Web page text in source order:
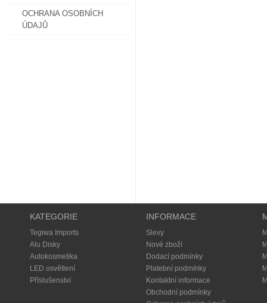
OCHRANA OSOBNÍCH
ÚDAJŮ
KATEGORIE
Tegiwa Imports
Alu Disky
Autokosmetika
LED osvětlení
Příslušenství
INFORMACE
Slevy
Nové zboží
Dodací podmínky
Platební podmínky
Kontaktní informace
Obchodní podmínky